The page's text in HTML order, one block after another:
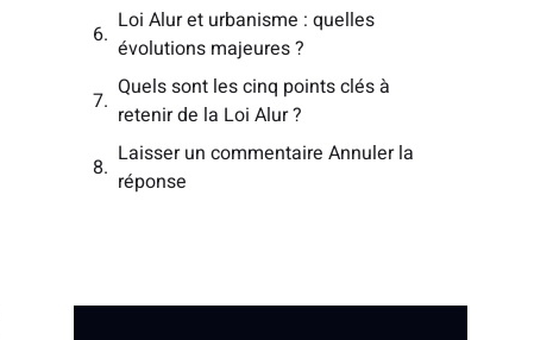
Loi Alur et urbanisme : quelles
évolutions majeures ?
Quels sont les cinq points clés à
retenir de la Loi Alur ?
Laisser un commentaire Annuler la
réponse